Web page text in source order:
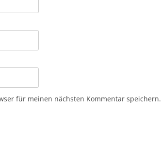
für meinen nächsten Kommentar speichern.